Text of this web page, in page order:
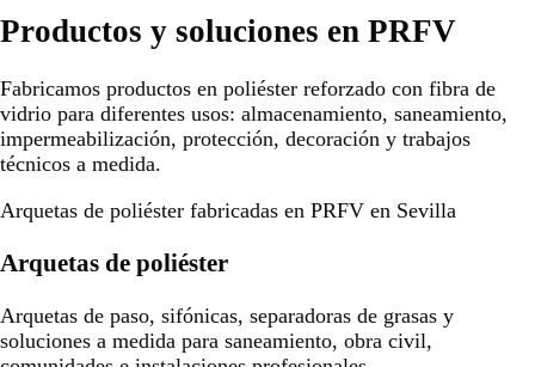
Productos y soluciones en PRFV
Fabricamos productos en poliéster reforzado con fibra de
vidrio para diferentes usos: almacenamiento, saneamiento,
impermeabilización, protección, decoración y trabajos
técnicos a medida.
Arquetas de poliéster fabricadas en PRFV en Sevilla
Arquetas de poliéster
Arquetas de paso, sifónicas, separadoras de grasas y
soluciones a medida para saneamiento, obra civil,